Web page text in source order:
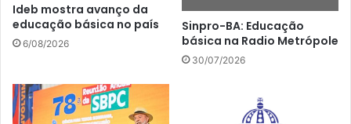
Ideb mostra avanço da
educação básica no país
6/08/2026
Sinpro-BA: Educação
básica na Radio Metrópole
30/07/2026